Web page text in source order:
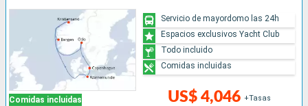
Comidas incluidas US$ 4,046 +Tasas
Servicio de mayordomo las 24h
Espacios exclusivos Yacht Club
Todo incluido
Comidas incluidas